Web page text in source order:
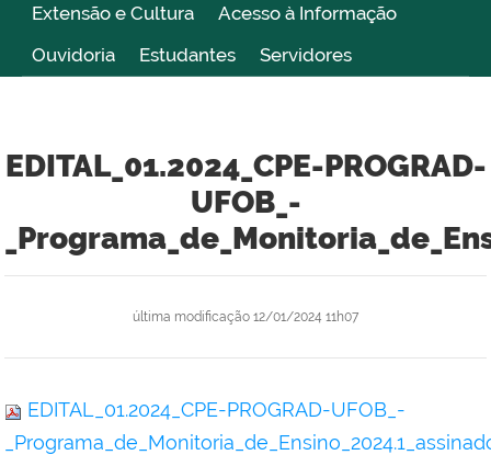
Extensão e Cultura
Acesso à Informação
Ouvidoria
Estudantes Servidores
EDITAL_01.2024_CPE-PROGRAD-
UFOB_-
última modificação 12/01/2024 11h07
EDITAL_01.2024_CPE-PROGRAD-UFOB_-